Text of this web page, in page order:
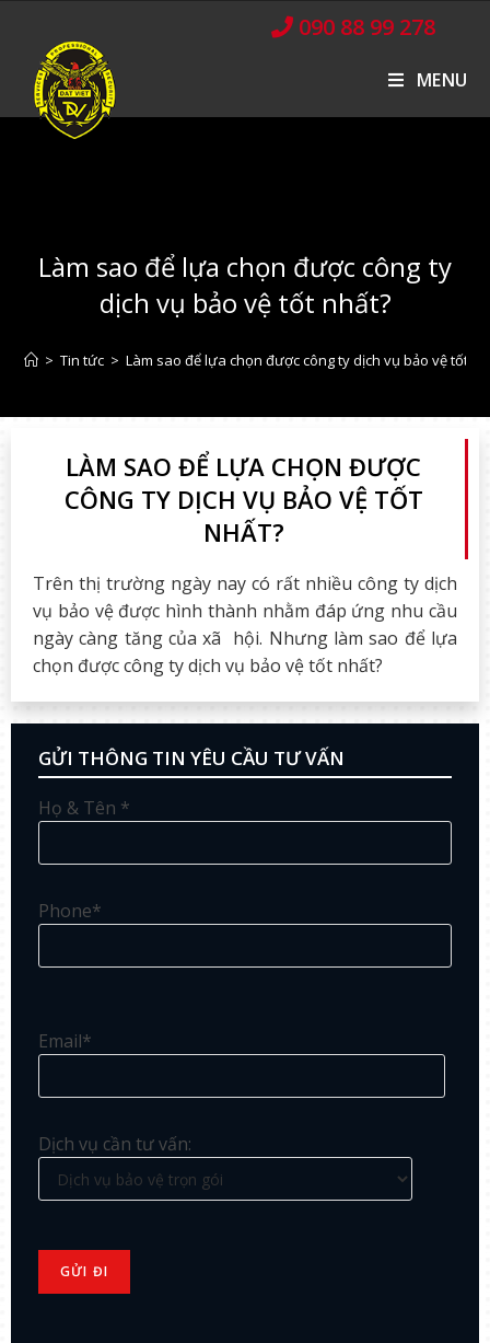
090 88 99 278
MENU
Làm sao để lựa chọn được công ty
dịch vụ bảo vệ tốt nhất?
> Tin tức > Làm sao để lựa chọn được công ty dịch vụ bảo vệ tốt
LÀM SAO ĐỂ LỰA CHỌN ĐƯỢC
CÔNG TY DỊCH VỤ BẢO VỆ TỐT
NHẤT?
Trên thị trường ngày nay có rất nhiều công ty dịch
vụ bảo vệ được hình thành nhằm đáp ứng nhu cầu
ngày càng tăng của xã hội. Nhưng làm sao để lựa
chọn được công ty dịch vụ bảo vệ tốt nhất?
GỬI THÔNG TIN YÊU CẦU TƯ VẤN
Họ & Tên *
Phone*
Email*
Dịch vụ cần tư vấn: